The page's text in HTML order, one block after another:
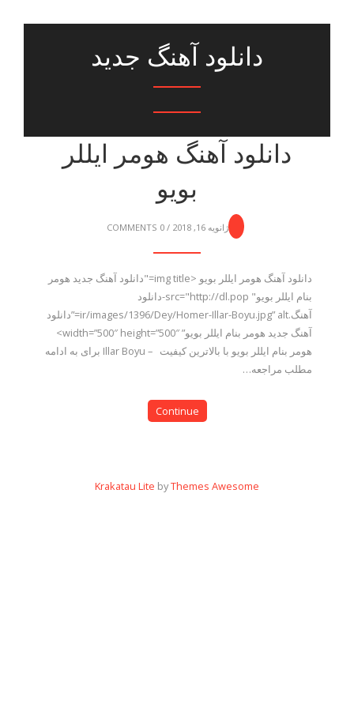
دانلود آهنگ جدید
دانلود آهنگ هومر ایللر
بویو
ژانویه 16, 2018 /
0 COMMENTS
دانلود آهنگ هومر ایللر بویو <img title="دانلود آهنگ جدید هومر
بنام ایللر بویو" src="http://dl.pop-دانلود
آهنگ.ir/images/1396/Dey/Homer-Illar-Boyu.jpg” alt=”دانلود
آهنگ جدید هومر بنام ایللر بویو” width=”500″ height=”500″>
هومر بنام ایللر بویو با بالاترین کیفیت – Illar Boyu برای به ادامه
مطلب مراجعه…
Continue
Krakatau Lite byThemes Awesome